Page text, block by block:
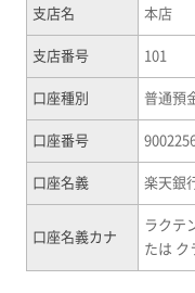
支店名 本店
支店番号 101
口座種別 普通預
口座番号
口座名義 楽天銀
口座名義カナ
ラクテ
たは